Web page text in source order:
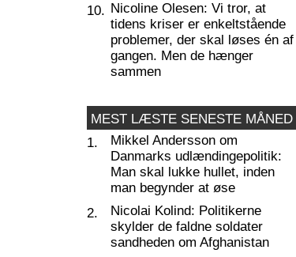
10. Nicoline Olesen: Vi tror, at
tidens kriser er enkeltstående
problemer, der skal løses én af
gangen. Men de hænger
sammen
MEST LÆSTE SENESTE MÅNED
1.
Mikkel Andersson om
Danmarks udlændingepolitik:
Man skal lukke hullet, inden
man begynder at øse
2.
Nicolai Kolind: Politikerne
skylder de faldne soldater
sandheden om Afghanistan